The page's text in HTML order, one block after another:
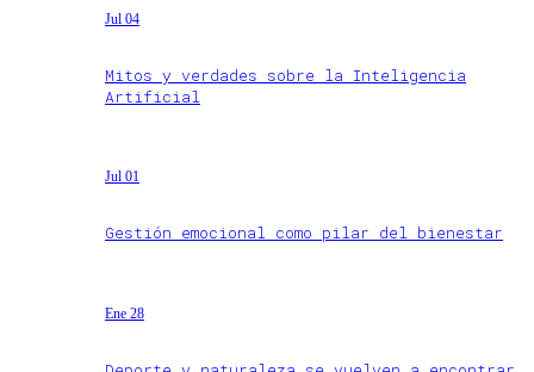
Jul 04
Mitos y verdades sobre la Inteligencia
Artificial
Jul 01
Gestión emocional como pilar del bienestar
Ene 28